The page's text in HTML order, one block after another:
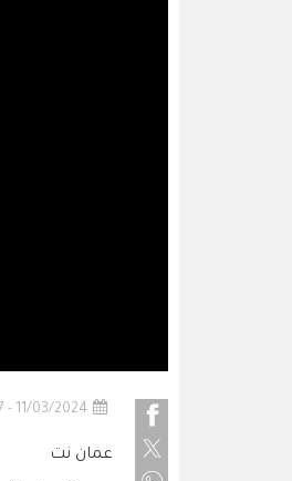
11/03/2024 - 14:27
عمان نت